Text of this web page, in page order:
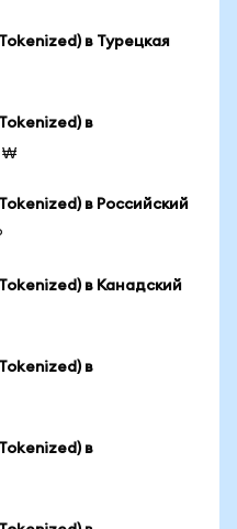
в Турецкая
в
₩
в Российский
Tokenized) в Канадский
в
в